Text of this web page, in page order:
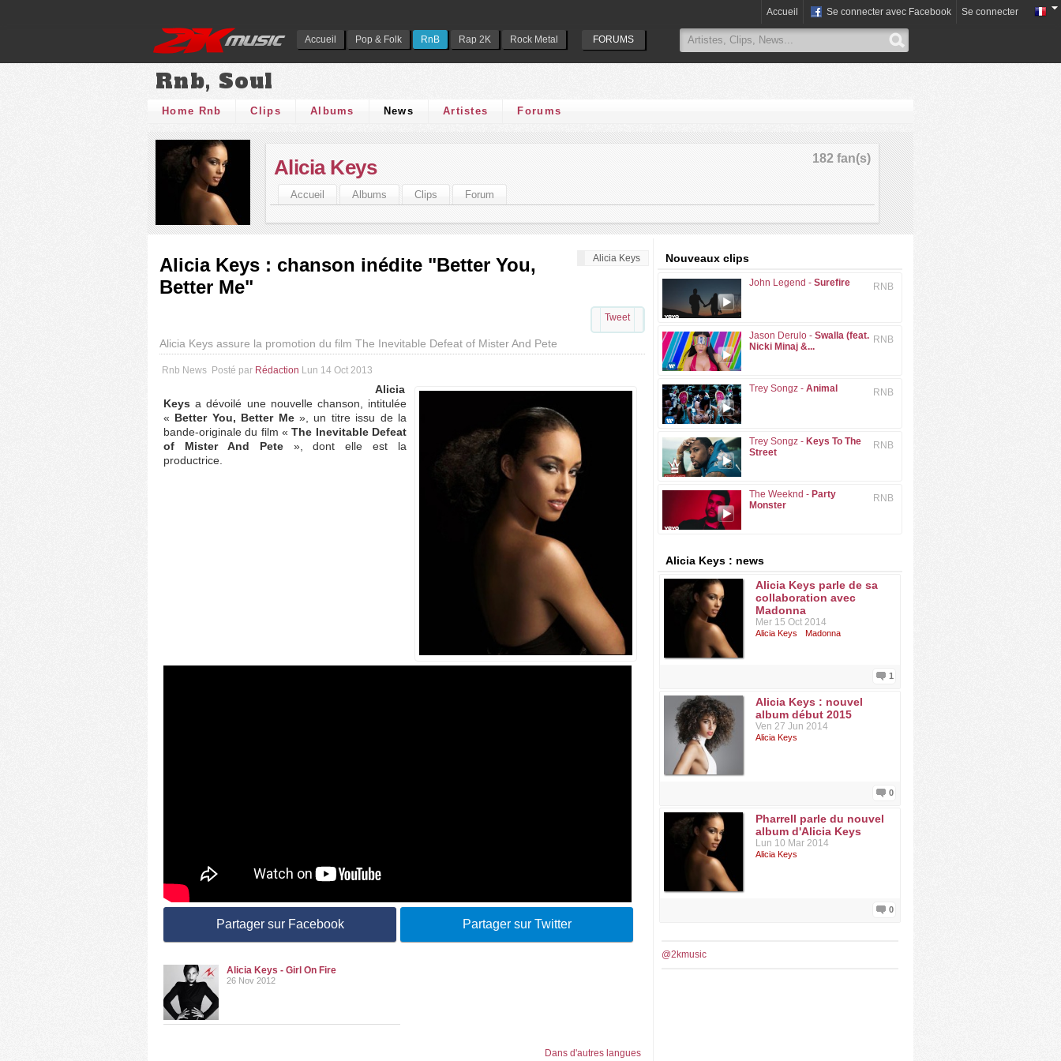
Accueil Pop & Folk RnB Rap 2K Rock Metal FORUMS
Accueil Se connecter avec Facebook Se connecter
Rnb, Soul
Home Rnb Clips Albums News Artistes Forums
182 fan(s)
Alicia Keys
Accueil Albums Clips Forum
Alicia Keys
Alicia Keys : chanson inédite "Better You,
Better Me"
Tweet
Alicia Keys assure la promotion du film The Inevitable Defeat of Mister And Pete
Rnb News Posté par Rédaction Lun 14 Oct 2013
Alicia
Keys a dévoilé une nouvelle chanson, intitulée
« Better You, Better Me», un titre issu de la
bande-originale du film « The Inevitable Defeat
of Mister And Pete », dont elle est la
productrice.
Partager sur Facebook Partager sur Twitter
Alicia Keys - Girl On Fire
26 Nov 2012
Dans d'autres langues
Nouveaux clips
RNB
John Legend - Surefire
RNB
Jason Derulo - Swalla (feat.
Nicki Minaj &...
RNB
Trey Songz - Animal
RNB
Trey Songz - Keys To The
Street
RNB
The Weeknd - Party
Monster
Alicia Keys : news
Alicia Keys parle de sa
collaboration avec
Madonna
Mer 15 Oct 2014
Alicia Keys Madonna
1
Alicia Keys : nouvel
album début 2015
Ven 27 Jun 2014
Alicia Keys
0
Pharrell parle du nouvel
album d'Alicia Keys
Lun 10 Mar 2014
Alicia Keys
0
@2kmusic